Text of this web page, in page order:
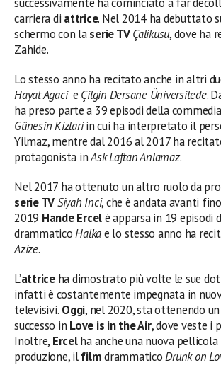
carriera di attrice. Nel 2014 ha debuttato
schermo con laserie TVÇalikusu, dove ha
Zahide.
Lo stesso anno ha recitato anche in altri
Hayat Agaci e Çilgin Dersane Üniversitede.
ha preso parte a 39 episodi della
Günesin Kizlariin cui ha interpretato il
Yilmaz, mentre dal 2016 al 2017 ha
protagonista inAsk Laftan Anlamaz.
Nel 2017 ha ottenuto un altro ruolo da
serie TVSiyah Inci, che è andata avanti
2019 Hande Ercelè apparsa in 19 episodi
drammaticoHalkae lo stesso anno ha
Azize.
L’attriceha dimostrato più volte le sue
infatti è costantemente impegnata in
televisivi. Oggi, nel 2020, sta ottenendo
successo in Love is in the Air, dove veste i
Inoltre, Ercelha anche una nuova
produzione, ilfilmdrammaticoDrunk on